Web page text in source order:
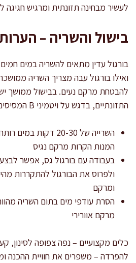
לעשיר מבחינה תזונתית ומרגיש חגיגה
בישול והשריה –
בורגול עדין מתאים להשריה במים
ואילו בורגול עבה מצריך השריה
להבטחת מרקם נעים. בבישול ממושך
התזונתיים, בדגש על ויטמיני B המסיסים במים.
השרייה של 20-30
המנות הקרות מרקם נגיס
בעבודה עם בורגול גס, אפשר
ולפרוס את הבורגול להתקררות
ומרקם
הסרת עודפי מים בתום השריה
מרקם אוורירי
כלים מקצועיים – נפה צפופה לסינון,
להפרדה – משפרים את חוויית ההכנה